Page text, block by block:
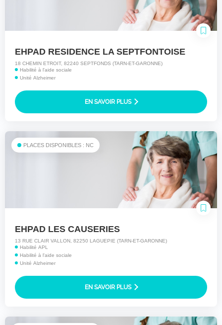
EHPAD RESIDENCE LA SEPTFONTOISE
18 CHEMIN ETROIT, 82240 SEPTFONDS (TARN-ET-GARONNE)
Habilité à l'aide sociale
Unité Alzheimer
EN SAVOIR PLUS
PLACES DISPONIBLES : NC
EHPAD LES CAUSERIES
13 RUE CLAIR VALLON, 82250 LAGUEPIE (TARN-ET-GARONNE)
Habilité APL
Habilité à l'aide sociale
Unité Alzheimer
EN SAVOIR PLUS